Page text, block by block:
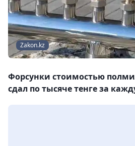
Zakon.kz
Форсунки стоимостью
сдал по тысяче тенге за